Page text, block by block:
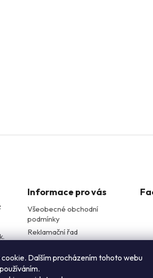
Dalším procházením tohoto webu
Informace pro vás
Všeobecné obchodní
podmínky
Reklamační řad
osobních údajů